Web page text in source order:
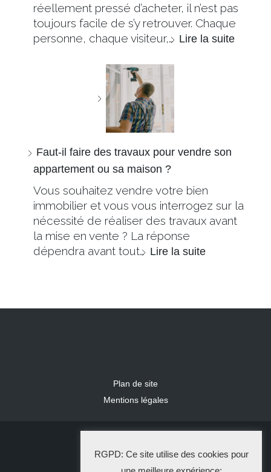
réellement pressé d’acheter, il n’est pas
toujours facile de s’y retrouver. Chaque
personne, chaque visiteur,… Lire la suite
Faut-il faire des travaux pour vendre son
appartement ou sa maison ?
Vous souhaitez vendre votre bien
immobilier et vous vous interrogez sur la
nécessité de réaliser des travaux avant
la mise en vente ? La réponse
dépendra avant tout… Lire la suite
Plan de site
Mentions légales
La Solution Immo
RGPD: Ce site utilise des cookies pour